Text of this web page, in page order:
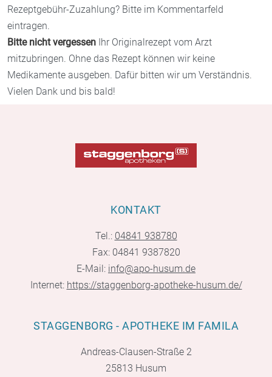
Rezeptgebühr-Zuzahlung? Bitte im Kommentarfeld
eintragen.
Bitte nicht vergessen Ihr Originalrezept vom Arzt
mitzubringen. Ohne das Rezept können wir keine
Medikamente ausgeben. Dafür bitten wir um Verständnis.
Vielen Dank und bis bald!
KONTAKT
Tel.: 04841 938780
Fax: 04841 9387820
E-Mail: info@apo-husum.de
Internet: https://staggenborg-apotheke-husum.de/
STAGGENBORG - APOTHEKE IM FAMILA
Andreas-Clausen-Straße 2
25813 Husum